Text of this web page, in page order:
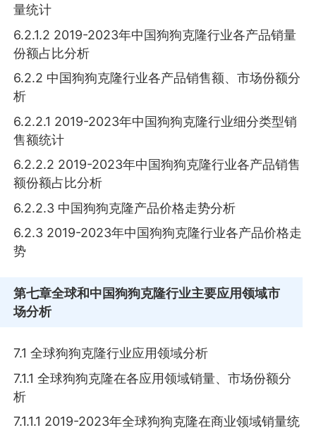
量统计
6.2.1.2 2019-2023年中国狗狗克隆行业各产品销量
份额占比分析
6.2.2 中国狗狗克隆行业各产品销售额、市场份额分
析
6.2.2.1 2019-2023年中国狗狗克隆行业细分类型销
售额统计
6.2.2.2 2019-2023年中国狗狗克隆行业各产品销售
额份额占比分析
6.2.2.3 中国狗狗克隆产品价格走势分析
6.2.3 2019-2023年中国狗狗克隆行业各产品价格走
势
第七章全球和中国狗狗克隆行业主要应用领域市
场分析
7.1 全球狗狗克隆行业应用领域分析
7.1.1 全球狗狗克隆在各应用领域销量、市场份额分
析
7.1.1.1 2019-2023年全球狗狗克隆在商业领域销量统